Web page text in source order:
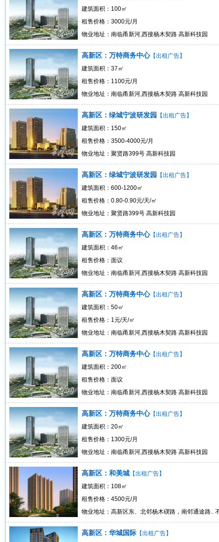
建筑面积：100㎡
租售价格：3000元/月
物业地址：南临甬新河,西接杨木契路 高新科技园
高新区：万特商务中心【出租广告】
建筑面积：37㎡
租售价格：1100元/月
物业地址：南临甬新河,西接杨木契路 高新科技园
高新区：绿城宁波研发园
【出租广告】
建筑面积：150㎡
租售价格：3500-4000元/月
物业地址：聚贤路399号 高新科技园
高新区：绿城宁波研发园
【出租广告】
建筑面积：600-1200㎡
租售价格：0.80-0.90元/天/㎡
物业地址：聚贤路399号 高新科技园
高新区：万特商务中心【出租广告】
建筑面积：46㎡
租售价格：面议
物业地址：南临甬新河,西接杨木契路 高新科技园
高新区：万特商务中心【出租广告】
建筑面积：50㎡
租售价格：1元/天/㎡
物业地址：南临甬新河,西接杨木契路 高新科技园
高新区：万特商务中心【出租广告】
建筑面积：200㎡
租售价格：面议
物业地址：南临甬新河,西接杨木契路 高新科技园
高新区：万特商务中心【出租广告】
建筑面积：20㎡
租售价格：1300元/月
物业地址：南临甬新河,西接杨木契路 高新科技园
高新区：和美城 【出租广告】
建筑面积：108㎡
租售价格：4500元/月
物业地址：高新区东、北邻杨木碶路，南邻通途路..
高新区：华城国际 【出租广告】